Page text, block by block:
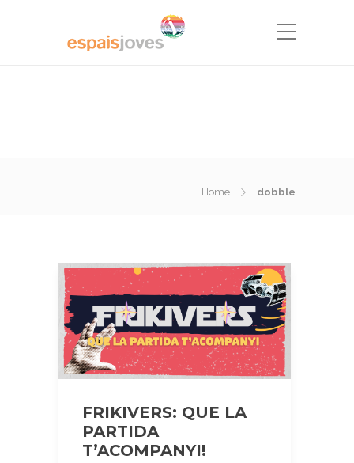
Home dobble
FRIKIVERS: QUE LA
PARTIDA
T’ACOMPANYI!